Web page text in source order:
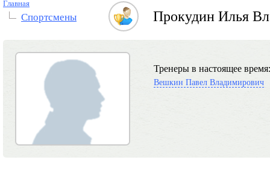
Главная
Спортсмены Прокудин Илья
Тренеры в настоящее время:
Вешкин Павел Владимирович